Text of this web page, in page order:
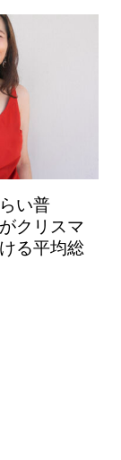
い普
クリスマ
る平均総